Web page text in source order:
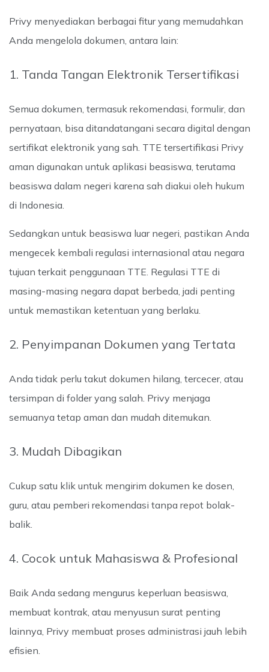
Privy menyediakan berbagai fitur yang memudahkan
Anda mengelola dokumen, antara lain:
1. Tanda Tangan Elektronik Tersertifikasi
Semua dokumen, termasuk rekomendasi, formulir, dan
pernyataan, bisa ditandatangani secara digital dengan
sertifikat elektronik yang sah. TTE tersertifikasi Privy
aman digunakan untuk aplikasi beasiswa, terutama
beasiswa dalam negeri karena sah diakui oleh hukum
di Indonesia.
Sedangkan untuk beasiswa luar negeri, pastikan Anda
mengecek kembali regulasi internasional atau negara
tujuan terkait penggunaan TTE. Regulasi TTE di
masing-masing negara dapat berbeda, jadi penting
untuk memastikan ketentuan yang berlaku.
2. Penyimpanan Dokumen yang Tertata
Anda tidak perlu takut dokumen hilang, tercecer, atau
tersimpan di folder yang salah. Privy menjaga
semuanya tetap aman dan mudah ditemukan.
3. Mudah Dibagikan
Cukup satu klik untuk mengirim dokumen ke dosen,
guru, atau pemberi rekomendasi tanpa repot bolak-
balik.
4. Cocok untuk Mahasiswa & Profesional
Baik Anda sedang mengurus keperluan beasiswa,
membuat kontrak, atau menyusun surat penting
lainnya, Privy membuat proses administrasi jauh lebih
efisien.